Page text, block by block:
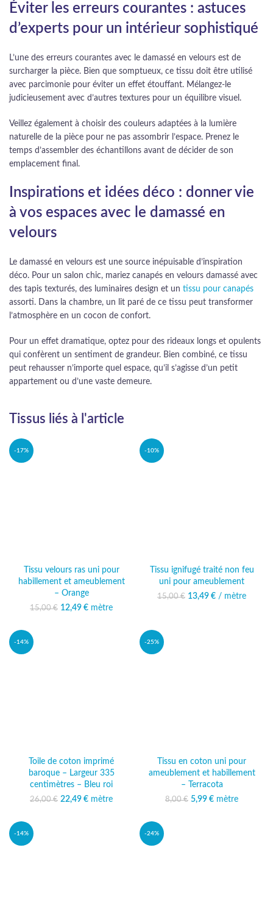
Éviter les erreurs courantes : astuces
d’experts pour un intérieur sophistiqué
L’une des erreurs courantes avec le damassé en velours est de
surcharger la pièce. Bien que somptueux, ce tissu doit être utilisé
avec parcimonie pour éviter un effet étouffant. Mélangez-le
judicieusement avec d’autres textures pour un équilibre visuel.
Veillez également à choisir des couleurs adaptées à la lumière
naturelle de la pièce pour ne pas assombrir l’espace. Prenez le
temps d’assembler des échantillons avant de décider de son
emplacement final.
Inspirations et idées déco : donner vie
à vos espaces avec le damassé en
velours
Le damassé en velours est une source inépuisable d’inspiration
déco. Pour un salon chic, mariez canapés en velours damassé avec
des tapis texturés, des luminaires design et un tissu pour canapés
assorti. Dans la chambre, un lit paré de ce tissu peut transformer
l’atmosphère en un cocon de confort.
Pour un effet dramatique, optez pour des rideaux longs et opulents
qui confèrent un sentiment de grandeur. Bien combiné, ce tissu
peut rehausser n’importe quel espace, qu’il s’agisse d’un petit
appartement ou d’une vaste demeure.
Tissus liés à l'article
-17%
Tissu velours ras uni pour
habillement et ameublement
– Orange
15,00€ Le prix initial était :
12,49 €
Le prix
mètre
-10%
Tissu ignifugé traité non feu
uni pour ameublement
15,00€
Le prix initial était :
13,49 €
Le prix
/ mètre
-14%
Toile de coton imprimé
baroque – Largeur 335
centimètres – Bleu roi
26,00€ Le prix initial était :
22,49 €
Le prix
mètre
-25%
Tissu en coton uni pour
ameublement et habillement
– Terracota
8,00€ Le prix initial était :
5,99 € Le prix actuel
mètre
-14% -24%